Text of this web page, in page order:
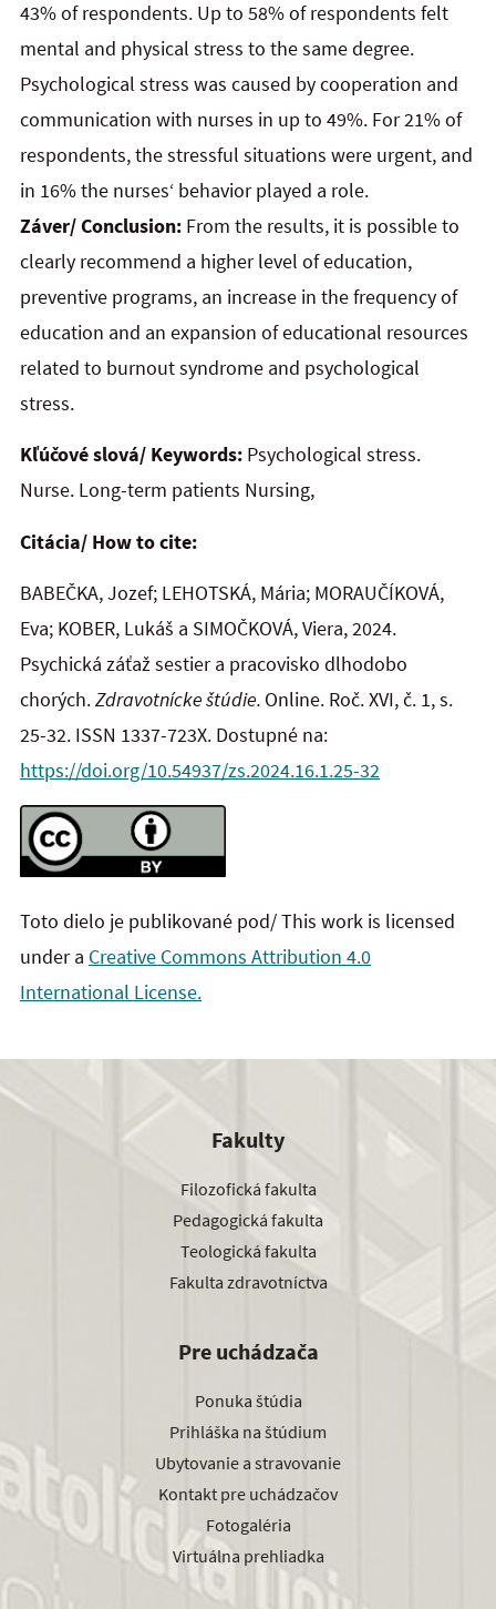
43% of respondents. Up to 58% of respondents felt
mental and physical stress to the same degree.
Psychological stress was caused by cooperation and
communication with nurses in up to 49%. For 21% of
respondents, the stressful situations were urgent, and
in 16% the nurses‘ behavior played a role.
Záver/ Conclusion: From the results, it is possible to
clearly recommend a higher level of education,
preventive programs, an increase in the frequency of
education and an expansion of educational resources
related to burnout syndrome and psychological
stress.
Kľúčové slová/ Keywords: Psychological stress.
Nurse. Long-term patients Nursing,
Citácia/ How to cite:
BABEČKA, Jozef; LEHOTSKÁ, Mária; MORAUČÍKOVÁ,
Eva; KOBER, Lukáš a SIMOČKOVÁ, Viera, 2024.
Psychická záťaž sestier a pracovisko dlhodobo
chorých.Zdravotnícke štúdie. Online. Roč. XVI, č. 1, s.
25-32. ISSN 1337-723X. Dostupné na:
https://doi.org/10.54937/zs.2024.16.1.25-32
Toto dielo je publikované pod/ This work is licensed
under a Creative Commons Attribution 4.0
International License.
Fakulty
Filozofická fakulta
Pedagogická fakulta
Teologická fakulta
Fakulta zdravotníctva
Pre uchádzača
Ponuka štúdia
Prihláška na štúdium
Ubytovanie a stravovanie
Kontakt pre uchádzačov
Fotogaléria
Virtuálna prehliadka